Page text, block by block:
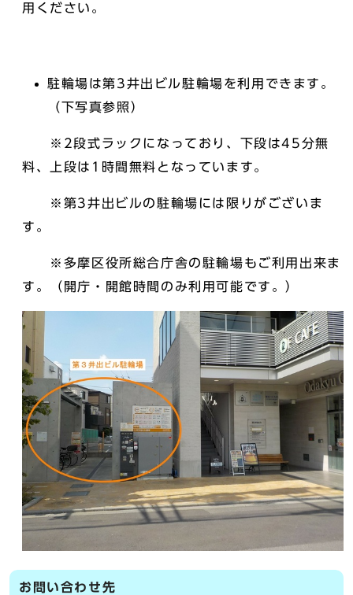
用ください。
駐輪場は第3井出ビル駐輪場を利用できます。
（下写真参照）
※2段式ラックになっており、下段は45分無
料、上段は1時間無料となっています。
※第3井出ビルの駐輪場には限りがございま
す。
※多摩区役所総合庁舎の駐輪場もご利用出来ま
す。（開庁・開館時間のみ利用可能です。）
お問い合わせ先